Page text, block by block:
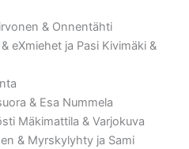
& Onnentähti
eXmiehet ja Pasi Kivimäki &
& Esa Nummela
Mäkimattila & Varjokuva
& Myrskylyhty ja Sami